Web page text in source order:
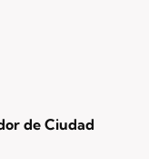
de Ciudad